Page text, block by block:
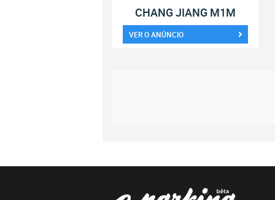
CHANG JIANG M1M
VER O ANÚNCIO